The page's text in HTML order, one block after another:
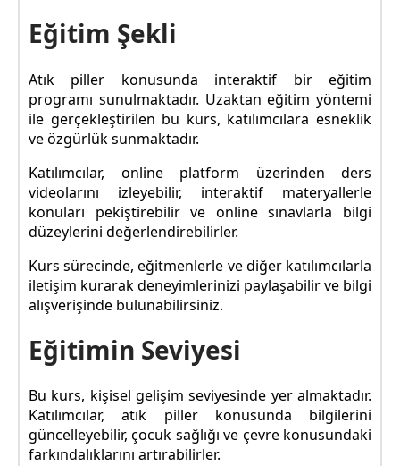
Eğitim Şekli
Atık piller konusunda interaktif bir eğitim
programı sunulmaktadır. Uzaktan eğitim yöntemi
ile gerçekleştirilen bu kurs, katılımcılara esneklik
ve özgürlük sunmaktadır.
Katılımcılar, online platform üzerinden ders
videolarını izleyebilir, interaktif materyallerle
konuları pekiştirebilir ve online sınavlarla bilgi
düzeylerini değerlendirebilirler.
Kurs sürecinde, eğitmenlerle ve diğer katılımcılarla
iletişim kurarak deneyimlerinizi paylaşabilir ve bilgi
alışverişinde bulunabilirsiniz.
Eğitimin Seviyesi
Bu kurs, kişisel gelişim seviyesinde yer almaktadır.
Katılımcılar, atık piller konusunda bilgilerini
güncelleyebilir, çocuk sağlığı ve çevre konusundaki
farkındalıklarını artırabilirler.